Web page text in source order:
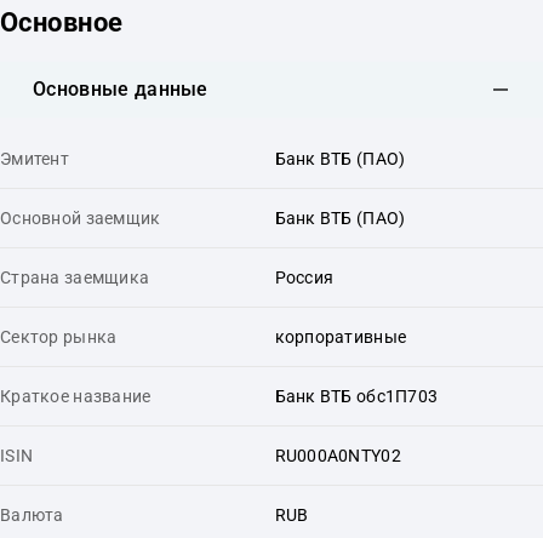
Основное
Основные данные
Эмитент Банк ВТБ (ПАО)
Основной заемщик Банк ВТБ (ПАО)
Страна заемщика Россия
Сектор рынка корпоративные
Краткое название Банк ВТБ обс1П703
ISIN RU000A0NTY02
Валюта RUB